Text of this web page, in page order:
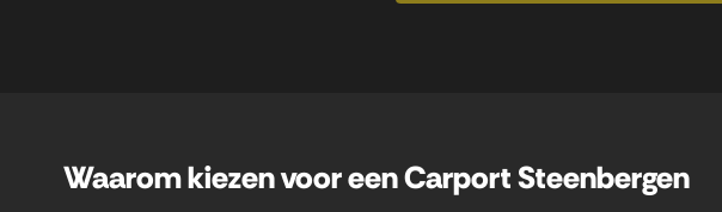
Waarom kiezen voor een Carport Steenbergen